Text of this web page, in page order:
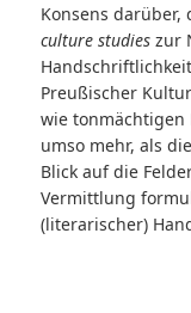
Konsens
culture studieszur
Preußischer
wie tonmächtigen
umso mehr, als
Blick auf die
Vermittlung
(literarischer)